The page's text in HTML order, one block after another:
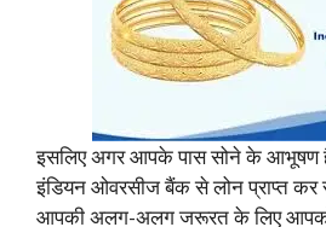
इसलिए अगर आपके पास सोने के
इंडियन ओवरसीज बैंक से लोन प्राप्त
आपकी अलग-अलग जरूरत के लिए आपको